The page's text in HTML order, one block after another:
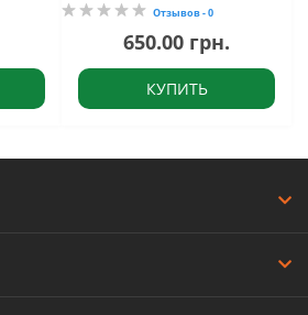
Отзывов - 0
650.00 грн.
КУПИТЬ